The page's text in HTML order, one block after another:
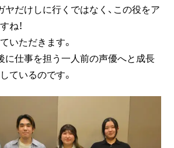
ヤだけしに行くではなく、この役をア
ね！
いただきます。
に仕事を担う一人前の声優へと成長
ているのです。